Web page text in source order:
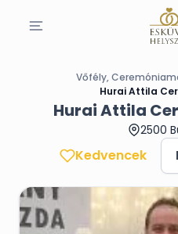
Vőfély,
Hurai Attila
Hurai Attila
2500
Kedvencek